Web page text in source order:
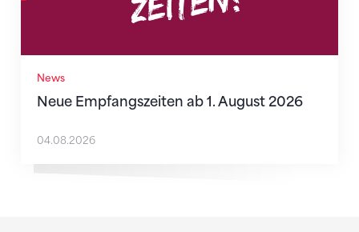
News
Neue Empfangszeiten ab 1. August 2026
04.08.2026